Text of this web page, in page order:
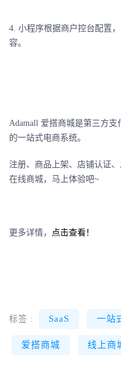
4. 小程序根据商户控台配置
容。
Adamall 爱搭商城是第三方
的一站式电商系统。
注册、商品上架、店铺认证
在线商城，马上体验吧~
更多详情， 点击查看！
标签 : SaaS 一站
爱搭商城 线上商